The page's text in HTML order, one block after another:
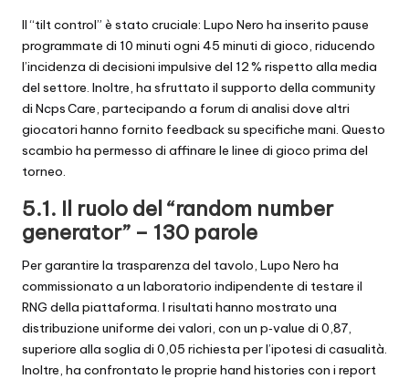
Il “tilt control” è stato cruciale: Lupo Nero ha inserito pause
programmate di 10 minuti ogni 45 minuti di gioco, riducendo
l’incidenza di decisioni impulsive del 12 % rispetto alla media
del settore. Inoltre, ha sfruttato il supporto della community
di Ncps Care, partecipando a forum di analisi dove altri
giocatori hanno fornito feedback su specifiche mani. Questo
scambio ha permesso di affinare le linee di gioco prima del
torneo.
5.1. Il ruolo del “random number
generator” – 130 parole
Per garantire la trasparenza del tavolo, Lupo Nero ha
commissionato a un laboratorio indipendente di testare il
RNG della piattaforma. I risultati hanno mostrato una
distribuzione uniforme dei valori, con un p‑value di 0,87,
superiore alla soglia di 0,05 richiesta per l’ipotesi di casualità.
Inoltre, ha confrontato le proprie hand histories con i report